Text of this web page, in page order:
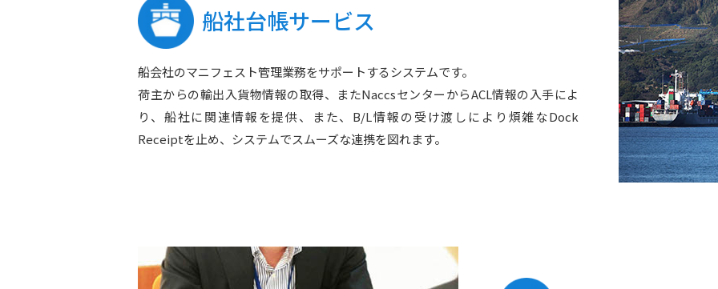
船社台帳サービス
船会社のマニフェスト管理業務をサポートするシステムです。
荷主からの輸出入貨物情報の取得、またNaccsセンターからACL情報の入手によ
り、船社に関連情報を提供、また、B/L情報の受け渡しにより煩雑なDock
Receiptを止め、システムでスムーズな連携を図れます。